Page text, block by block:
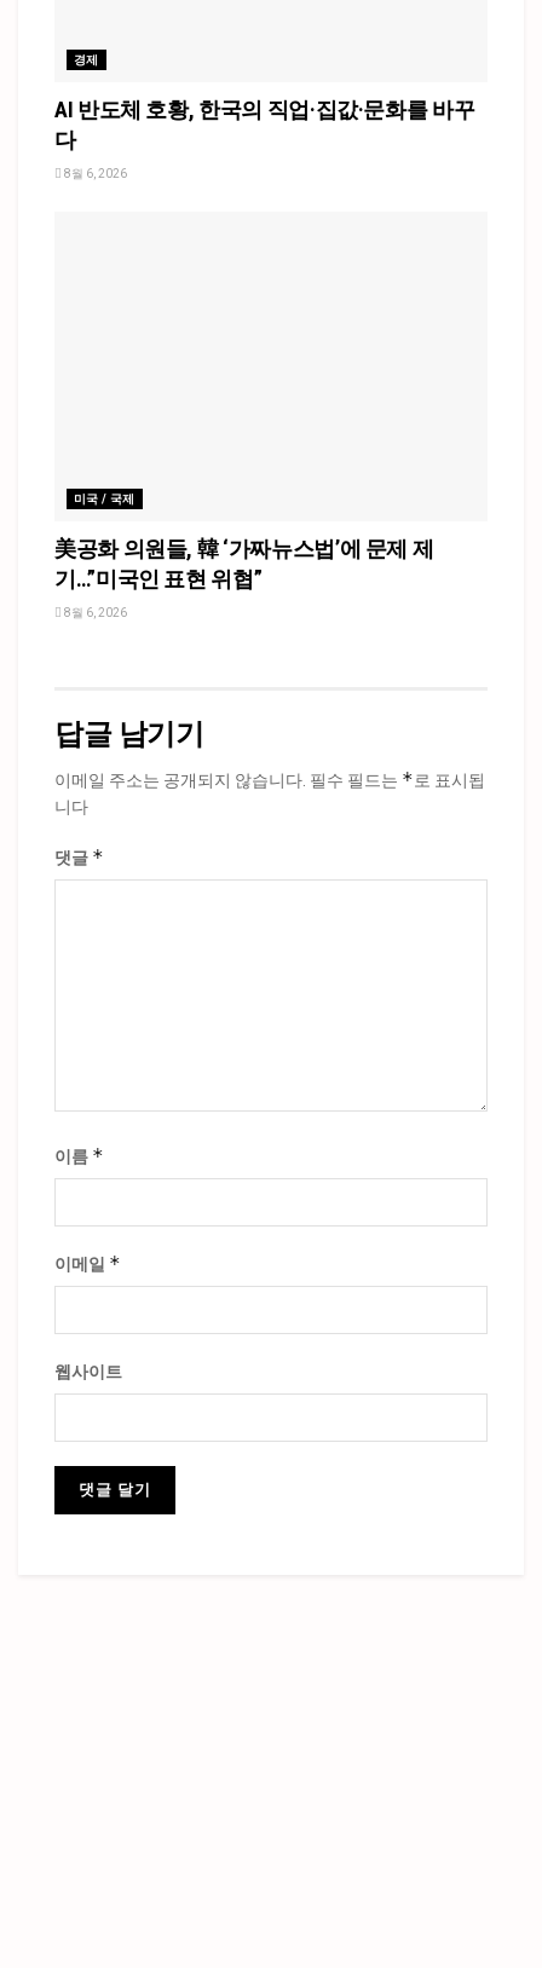
경제
AI 반도체 호황, 한국의 직업·집값·문화를 바꾸
다
8월 6, 2026
미국 / 국제
美공화 의원들, 韓 ‘가짜뉴스법’에 문제 제
기…”미국인 표현 위협”
8월 6, 2026
답글 남기기
이메일 주소는 공개되지 않습니다. 필수 필드는 *로 표시됩
니다
댓글 *
이름 *
이메일 *
웹사이트